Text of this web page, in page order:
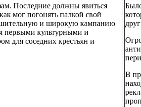
Последние должны явиться
мог погонять палкой свой
и широкую кампанию
первыми культурными и
для соседних крестьян и
В